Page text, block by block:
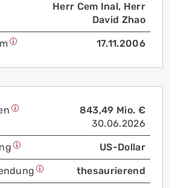
Herr Cem Inal, Herr
David Zhao
17.11.2006
843,49 Mio. €
30.06.2026
US-Dollar
thesaurierend